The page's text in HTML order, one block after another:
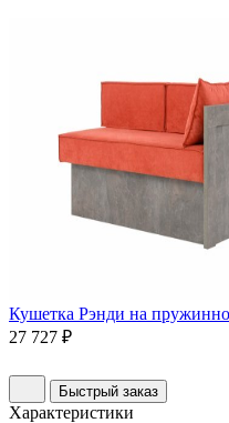
Кушетка Рэнди на
27 727 ₽
Быстрый заказ
Характеристики